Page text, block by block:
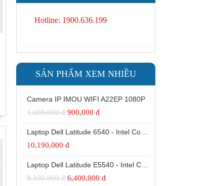
Hotline: 1900.636.199
SẢN PHẨM XEM NHIỀU
Camera IP IMOU WIFI A22EP 1080P
1.000.000 đ 900,000 đ
10,190,000 đ
8.100.000 đ 6,400,000 đ